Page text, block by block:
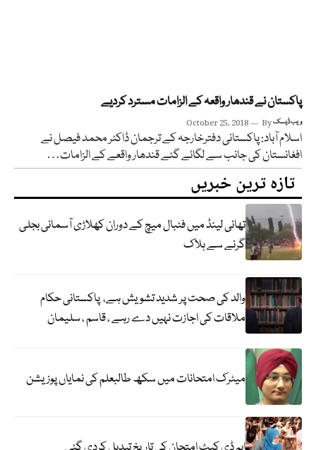
پاکستان نے قندھار واقعہ کے الزامات مسترد کردیے
October 25, 2018 Byویب ڈیسک
اسلام آباد: پاکستانی دفترخارجہ کے ترجمان ڈاکٹر محمد فیصل نے
افغانستان کی جانب سے لگائے گئے قندھار واقعے کے الزامات…
تازہ ترین خبریں
تھائی لینڈ میں فٹبال میچ کے دوران کھلاڑی آسمانی بجلی
گرنے سے ہلاک
والد کی صحت پر شدید تشویش ہے، پاکستانی حکام
ملاقات کی اجازت نہیں دے رہے ، قاسم ، سلیمان
میٹرک امتحانات میں سکھ طالبعلم کی نمایاں پوزیشن